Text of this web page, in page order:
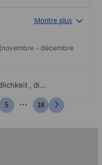
Montre plus
(novembre - décembre
, die
..Toll war
Abend
5 ... 18